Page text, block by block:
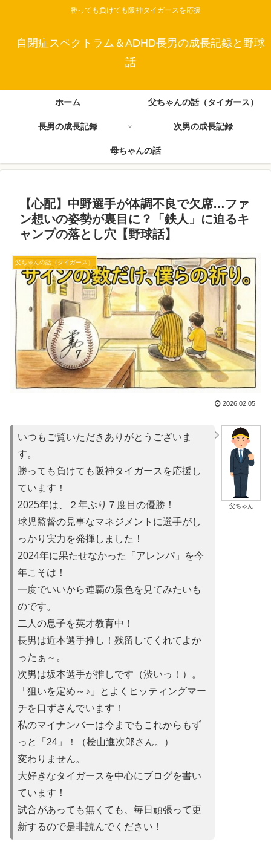
勝っても負けても阪神タイガースを応援
自閉症スペクトラム＆ADHD長男の成長記録と野球
話
ホーム 父ちゃんの話（タイガース）
長男の成長記録 次男の成長記録
母ちゃんの話
【心配】中野選手が体調不良で欠席…ファ
ン想いの姿勢が裏目に？「鉄人」に迫るキ
ャンプの落とし穴【野球話】
父ちゃんの話（タイガース）
2026.02.05
父ちゃん
いつもご覧いただきありがとうございま
す。
勝っても負けても阪神タイガースを応援し
ています！
2025年は、２年ぶり７度目の優勝！
球児監督の見事なマネジメントに選手がし
っかり実力を発揮しました！
2024年に果たせなかった「アレンパ」を今
年こそは！
一度でいいから連覇の景色を見てみたいも
のです。
二人の息子を英才教育中！
長男は近本選手推し！残留してくれてよか
ったぁ～。
次男は坂本選手が推しです（渋いっ！）。
「狙いを定め～♪」とよくヒッティングマー
チを口ずさんでいます！
私のマイナンバーは今までもこれからもず
っと「24」！（桧山進次郎さん。）
変わりません。
大好きなタイガースを中心にブログを書い
ています！
試合があっても無くても、毎日頑張って更
新するので是非読んでください！